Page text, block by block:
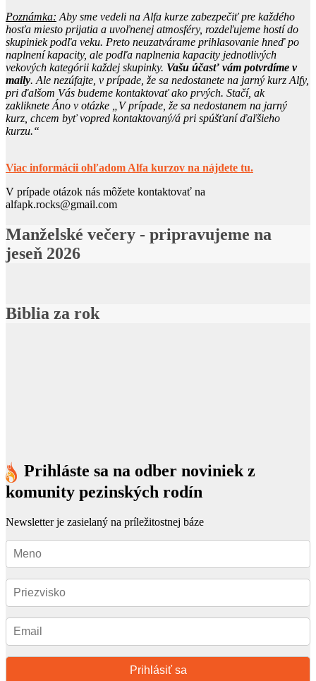
Poznámka: Aby sme vedeli na Alfa kurze zabezpečiť pre každého
hosťa miesto prijatia a uvoľnenej atmosféry, rozdeľujeme hostí do
skupiniek podľa veku. Preto neuzatvárame prihlasovanie hneď po
naplnení kapacity, ale podľa naplnenia kapacity jednotlivých
vekových kategórii každej skupinky. Vašu účasť vám potvrdíme v
maily. Ale nezúfajte, v prípade, že sa nedostanete na jarný kurz Alfy,
pri ďalšom Vás budeme kontaktovať ako prvých. Stačí, ak
zakliknete Áno v otázke „V prípade, že sa nedostanem na jarný
kurz, chcem byť vopred kontaktovaný/á pri spúšťaní ďaľšieho
kurzu.“
Viac informácii ohľadom Alfa kurzov na nájdete tu.
V prípade otázok nás môžete kontaktovať na
alfapk.rocks@gmail.com
Manželské večery - pripravujeme na
jeseň 2026
Biblia za rok
Prihláste sa na odber noviniek z
komunity pezinských rodín
Newsletter je zasielaný na príležitostnej báze
Prihlásiť sa